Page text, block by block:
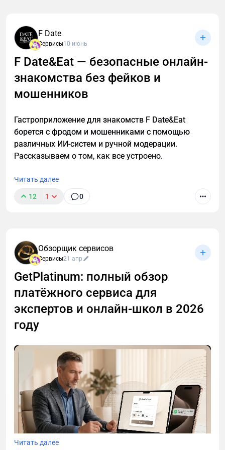
презентаций, проверочных работ, отчетности.
Именно здесь нейросети могут существенно
облегчить процесс.
F Date
Сервисы10 июнь
F Date&Eat — безопасные онлайн-
знакомства без фейков и
мошенников
Гастроприложение для знакомств F Date&Eat
борется с фродом и мошенниками с помощью
различных ИИ-систем и ручной модерации.
Рассказываем о том, как все устроено.
Читать далее
12 1 0
Обзорщик сервисов
Сервисы21 апр
GetPlatinum: полный обзор
платёжного сервиса для
экспертов и онлайн-школ в 2026
году
Читать далее